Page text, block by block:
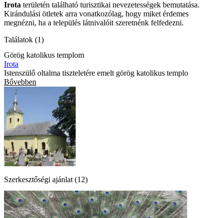
Irota területén található turisztikai nevezetességek bemutatása.
Kirándulási ötletek arra vonatkozólag, hogy miket érdemes
megnézni, ha a település látnivalóit szeretnénk felfedezni.
Találatok (1)
Görög katolikus templom
Irota
Istenszülő oltalma tiszteletére emelt görög katolikus templo
Bővebben
Szerkesztőségi ajánlat (12)